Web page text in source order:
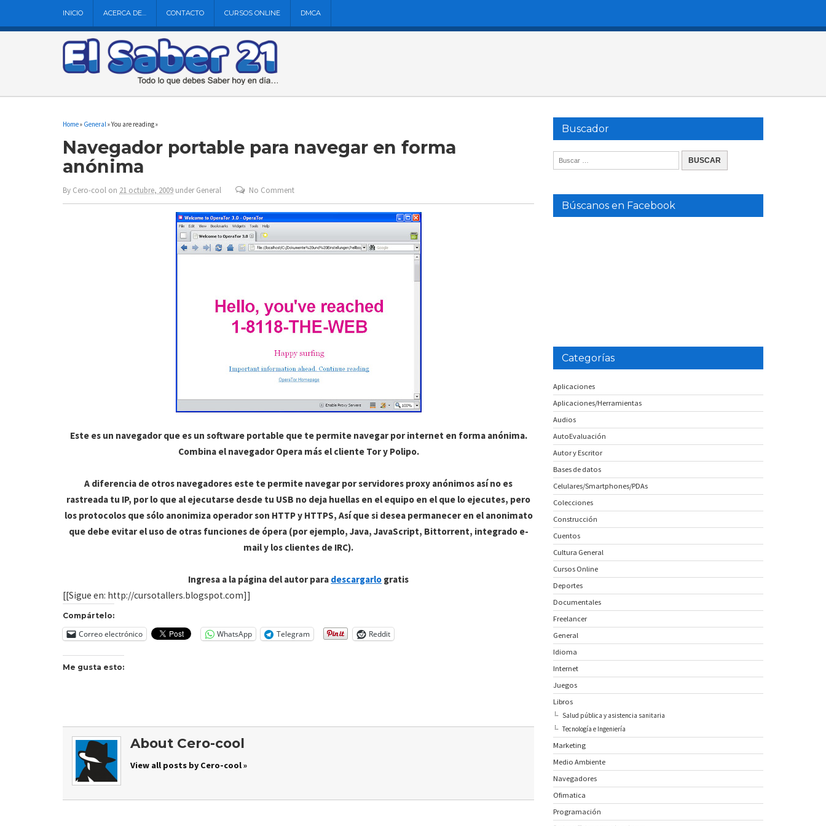
INICIO ACERCA DE… CONTACTO CURSOS ONLINE DMCA
Home» General» You are reading »
Navegador portable para navegar en forma
anónima
By Cero-cool on 21 octubre, 2009 underGeneral No Comment
Este es un navegador que es un software portableque te permite navegar por internet en forma anónima.
Combina el navegador Opera más el cliente Tory Polipo.
A diferencia de otros navegadores este te permite navegar por servidores proxy anónimos así no es
rastreada tu IP, por lo que al ejecutarse desde tu USB no deja huellas en el equipo en el que lo ejecutes, pero
los protocolos que sólo anonimizaoperador son HTTP y HTTPS, Así que si desea permanecer en el anonimato
que debe evitar el uso de otras funciones de ópera (por ejemplo, Java, JavaScript, Bittorrent, integrado e-
maily los clientes de IRC).
Ingresa a la página del autor para descargarlo gratis
[[Sigue en: http://cursotallers.blogspot.com]]
Compártelo:
Correo electrónico WhatsApp Telegram Reddit
Me gusta esto:
About Cero-cool
View all posts by Cero-cool »
Buscador
Búscanos en Facebook
Categorías
Aplicaciones
Aplicaciones/Herramientas
Audios
AutoEvaluación
Autor y Escritor
Bases de datos
Celulares/Smartphones/PDAs
Colecciones
Construcción
Cuentos
Cultura General
Cursos Online
Deportes
Documentales
Freelancer
General
Idioma
Internet
Juegos
Libros
Salud pública y asistencia sanitaria
Tecnología e Ingeniería
Marketing
Medio Ambiente
Navegadores
Ofimatica
Programación